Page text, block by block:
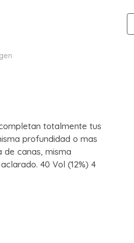
totalmente tus
profundidad o mas
de canas, misma
40 Vol (12%) 4